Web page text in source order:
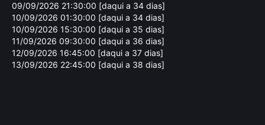
09/09/2026 21:30:00 [daqui a 34 dias]
10/09/2026 01:30:00 [daqui a 34 dias]
10/09/2026 15:30:00 [daqui a 35 dias]
11/09/2026 09:30:00 [daqui a 36 dias]
12/09/2026 16:45:00 [daqui a 37 dias]
13/09/2026 22:45:00 [daqui a 38 dias]